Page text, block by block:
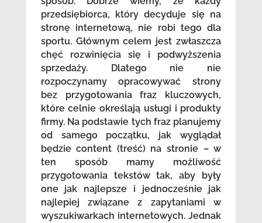
przedsiębiorca, który decyduje się na
stronę internetową, nie robi tego dla
sportu. Głównym celem jest zwłaszcza
chęć rozwinięcia się i podwyższenia
sprzedaży. Dlatego nie nie
rozpoczynamy opracowywać strony
bez przygotowania fraz kluczowych,
które celnie określają usługi i produkty
firmy. Na podstawie tych fraz planujemy
od samego początku, jak wyglądał
będzie content (treść) na stronie – w
ten sposób mamy możliwość
przygotowania tekstów tak, aby były
one jak najlepsze i jednocześnie jak
najlepiej związane z zapytaniami w
wyszukiwarkach internetowych. Jednak